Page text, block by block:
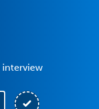
interview